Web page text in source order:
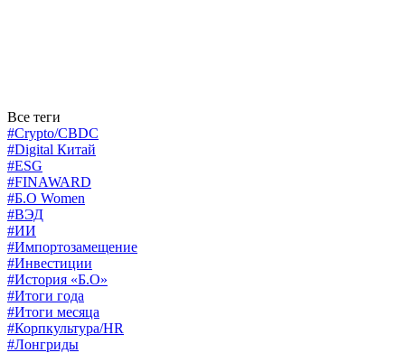
Все теги
#Crypto/CBDC
#Digital Китай
#ESG
#FINAWARD
#Б.О Women
#ВЭД
#ИИ
#Импортозамещение
#Инвестиции
#История «Б.О»
#Итоги года
#Итоги месяца
#Корпкультура/HR
#Лонгриды